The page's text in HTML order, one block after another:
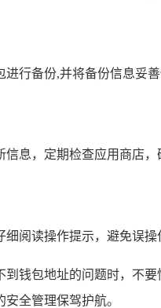
行备份,并将备份信息妥
信息，定期检查应用商店
细阅读操作提示，避免误
到钱包地址的问题时，不
全管理保驾护航。